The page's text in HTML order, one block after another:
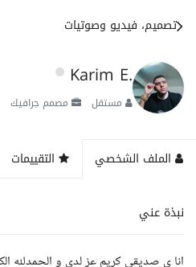
تصميم، فيديو وصوتيات
Karim E.
مستقل مصمم جرافيك
الملف الشخصي التقييمات
نبذة عني
انا ي صديقي كريم عز لدي و الحمدلله